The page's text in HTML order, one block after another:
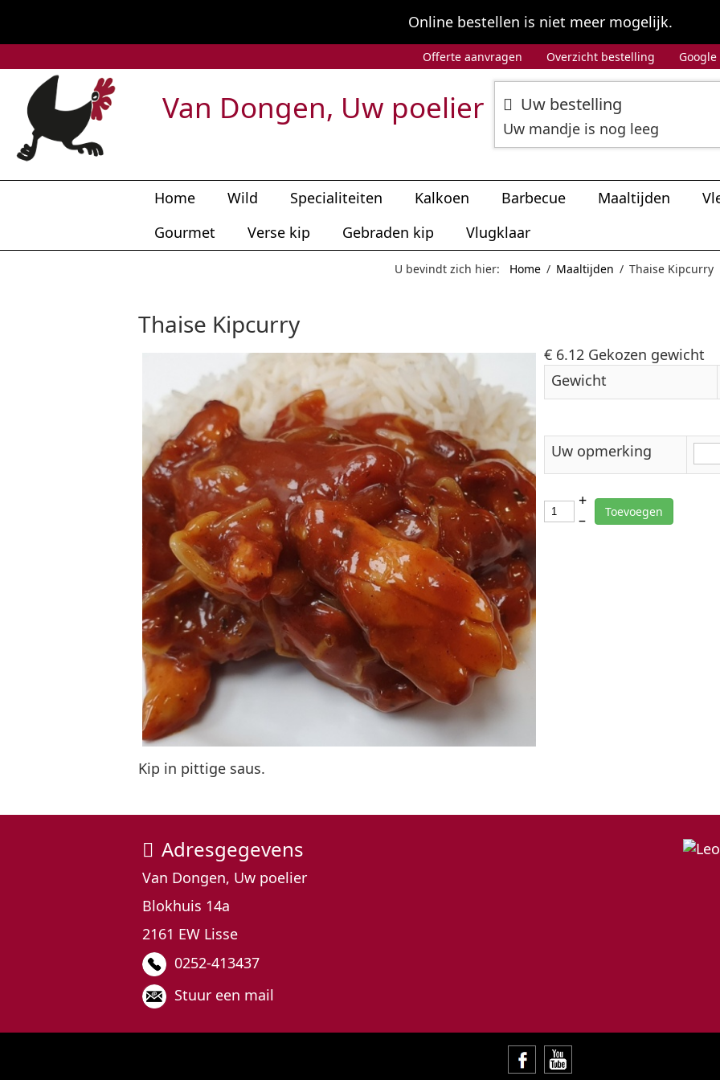
Online bestellen is niet meer mogelijk.
Offerte aanvragen Overzicht bestelling
Van Dongen, Uw poelier Uw bestelling
Uw mandje is nog leeg
Home Wild Specialiteiten Kalkoen Barbecue Maaltijden
Gourmet
Verse kip Gebraden kip Vlugklaar
U bevindt zich hier: Home / Maaltijden / Thaise Kipcurry
Thaise Kipcurry
€ 6.12 Gekozen gewicht
Gewicht
Uw opmerking
+
–
Toevoegen
Kip in pittige saus.
Adresgegevens
Van Dongen, Uw poelier
Blokhuis 14a
2161 EW Lisse
0252-413437
Stuur een mail